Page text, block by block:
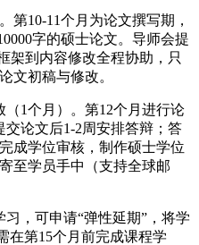
第10-11个月为论文撰写期，
字的硕士论文。导师会提
架到内容修改全程协助，只
文初稿与修改。
1个月）。第12个月进行论
论文后1-2周安排答辩；答
成学位审核，制作硕士学位
至学员手中（支持全球邮
，可申请“弹性延期”，将学
在第15个月前完成课程学